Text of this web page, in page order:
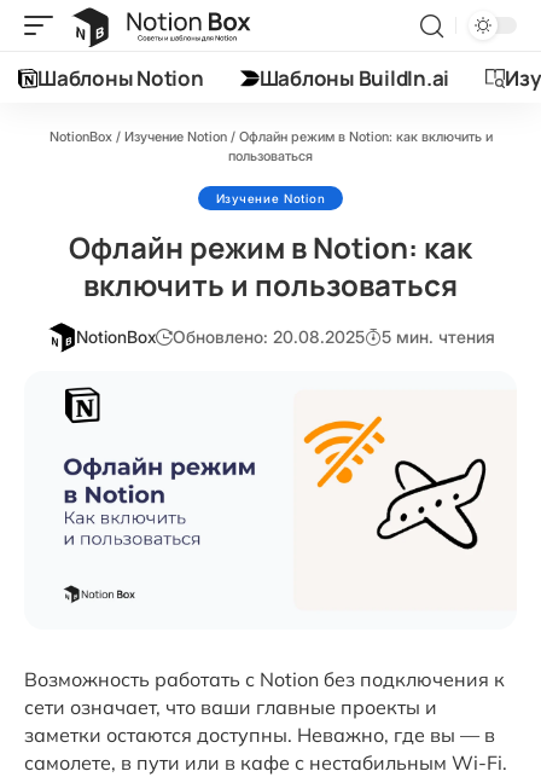
Шаблоны Notion Шаблоны BuildIn.ai
NotionBox/ Изучение Notion/ Офлайн режим в Notion: как включить и
пользоваться
Изучение Notion
Офлайн режим в Notion: как
включить и пользоваться
NotionBox Обновлено: 20.08.2025 5 мин. чтения
Возможность работать с Notion без подключения к
сети означает, что ваши главные проекты и
заметки остаются доступны. Неважно, где вы — в
самолете, в пути или в кафе с нестабильным Wi-Fi.